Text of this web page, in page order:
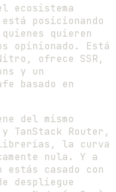
ecosistema
posicionando
quieren
opinionado. Está
ofrece SSR,
y un
basado en
del mismo
TanStack Router,
la curva
nula. Y a
casado con
despliegue